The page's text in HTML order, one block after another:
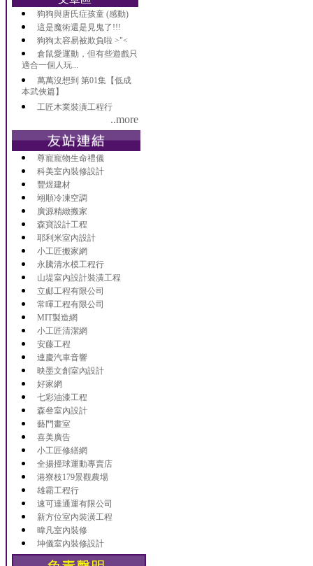
狗狗與唐氏症孩童 (感動)
這是魔術還是見鬼了!!!
狗狗太容易被欺負啦 >"<
倉鼠愛運動，但有些遊戲只
適合一個人玩...
萬萬沒想到 第01集【低成
本武俠篇】
工匠木業裝潢工程行
..more
尊寵寵物生命禮儀
科美室內裝修設計
豐煜建材
翊順冷凍空調
廣源精緻搬家
森寶設計工程
耶利米室內設計
小工匠搬家網
永騰清水模工程行
山堤室內設計裝潢工程
立郕工程有限公司
常暉工程有限公司
MIT製造網
小工匠清潔網
安藤工程
連慶汽車音響
映墨文創室內設計
好家網
七彩油漆工程
森叄室內設計
藝門畫室
喜美廣告
小工匠修繕網
全揚撞球運動專賣店
港寮枝179景觀農場
雄霸工程行
速可達通運有限公司
新方位室內裝潢工程
暐凡室內裝修
坤儀室內裝修設計